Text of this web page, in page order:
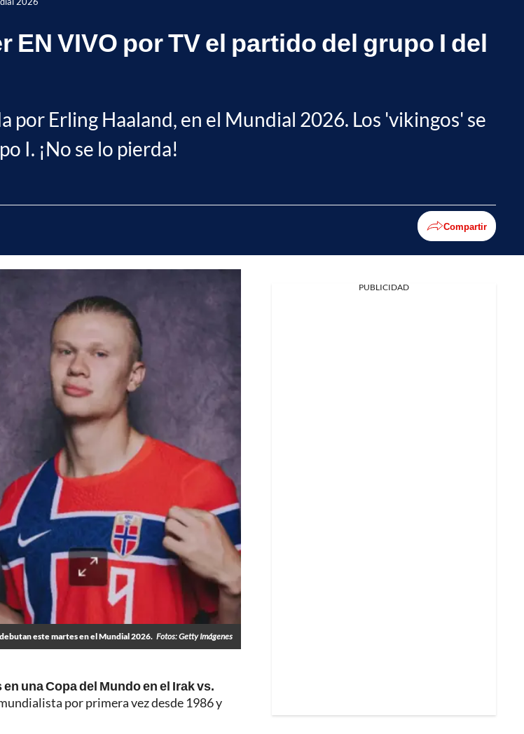
VIVO por TV el partido del grupo I del
por Erling Haaland, en el Mundial 2026. Los 'vikingos' se
I. ¡No se lo pierda!
Compartir
este martes en el Mundial 2026. Fotos: Getty Imágenes
una Copa del Mundo en el Irak vs.
por primera vez desde 1986 y
PUBLICIDAD